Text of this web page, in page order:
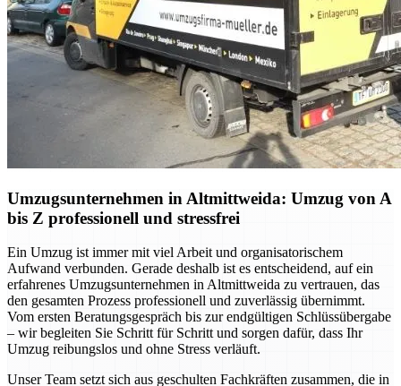
Umzugsunternehmen in Altmittweida: Umzug von A
bis Z professionell und stressfrei
Ein Umzug ist immer mit viel Arbeit und organisatorischem
Aufwand verbunden. Gerade deshalb ist es entscheidend, auf ein
erfahrenes Umzugsunternehmen in Altmittweida zu vertrauen, das
den gesamten Prozess professionell und zuverlässig übernimmt.
Vom ersten Beratungsgespräch bis zur endgültigen Schlüssübergabe
– wir begleiten Sie Schritt für Schritt und sorgen dafür, dass Ihr
Umzug reibungslos und ohne Stress verläuft.
Unser Team setzt sich aus geschulten Fachkräften zusammen, die in